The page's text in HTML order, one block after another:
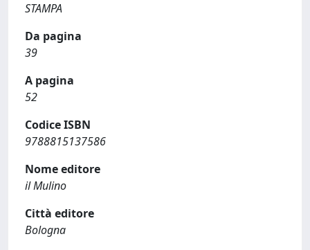
STAMPA
Da pagina
39
A pagina
52
Codice ISBN
9788815137586
Nome editore
il Mulino
Città editore
Bologna